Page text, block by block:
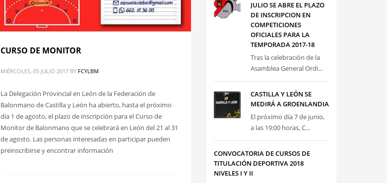
CURSO DE MONITOR
MIÉRCOLES, 05 JULIO 2017 BY FCYLBM
La Delegación Provincial en León de la Federación de
Balonmano de Castilla y León ha abierto, hasta el próximo
día 1 de agosto, el plazo de inscripción para el Curso de
Monitor de Balonmano que se celebrará en León del 21 al 31
de agosto. Las personas interesadas en participar pueden
preinscribirse y encontrar información
JULIO SE ABRE EL PLAZO
DE INSCRIPCION EN
COMPETICIONES
OFICIALES PARA LA
TEMPORADA 2017-18
Tras la celebración de la
Asamblea General Ordi...
CASTILLA Y LEÓN SE
MEDIRÁ A GROENLANDIA
El próximo día 7 de junio,
a las 19:00 horas, C...
CONVOCATORIA DE CURSOS DE
TITULACIÓN DEPORTIVA 2018
NIVELES I Y II